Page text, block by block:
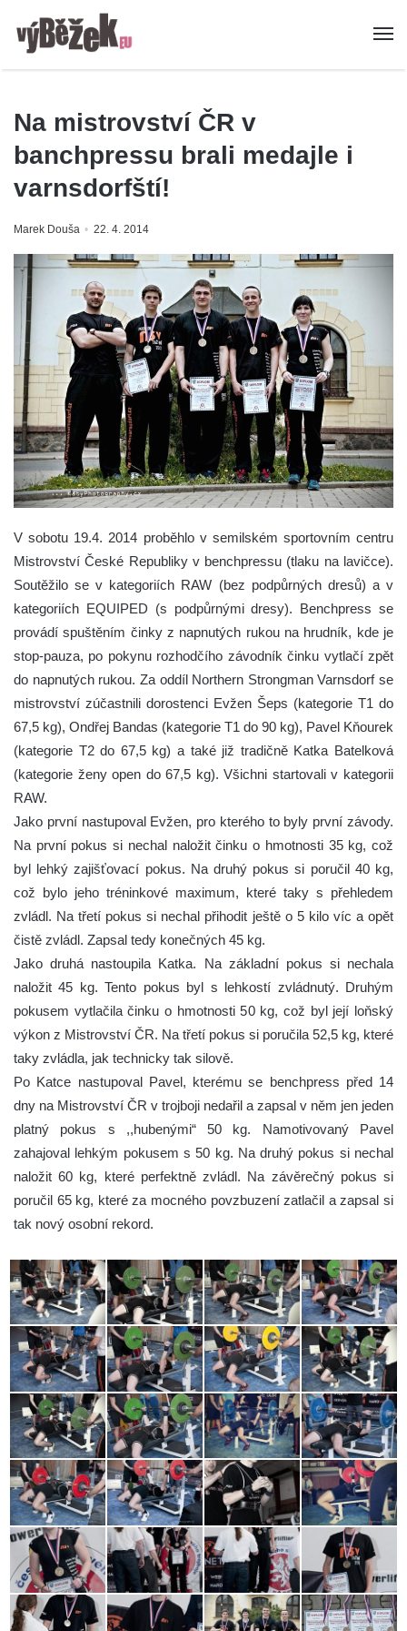
Na mistrovství ČR v
banchpressu brali medajle i
varnsdorfští!
Marek Douša 22. 4. 2014
V sobotu 19.4. 2014 proběhlo v semilském sportovním centru
Mistrovství České Republiky v benchpressu (tlaku na lavičce).
Soutěžilo se v kategoriích RAW (bez podpůrných dresů) a v
kategoriích EQUIPED (s podpůrnými dresy). Benchpress se
provádí spuštěním činky z napnutých rukou na hrudník, kde je
stop-pauza, po pokynu rozhodčího závodník činku vytlačí zpět
do napnutých rukou. Za oddíl Northern Strongman Varnsdorf se
mistrovství zúčastnili dorostenci Evžen Šeps (kategorie T1 do
67,5 kg), Ondřej Bandas (kategorie T1 do 90 kg), Pavel Kňourek
(kategorie T2 do 67,5 kg) a také již tradičně Katka Batelková
(kategorie ženy open do 67,5 kg). Všichni startovali v kategorii
RAW.
Jako první nastupoval Evžen, pro kterého to byly první závody.
Na první pokus si nechal naložit činku o hmotnosti 35 kg, což
byl lehký zajišťovací pokus. Na druhý pokus si poručil 40 kg,
což bylo jeho tréninkové maximum, které taky s přehledem
zvládl. Na třetí pokus si nechal přihodit ještě o 5 kilo víc a opět
čistě zvládl. Zapsal tedy konečných 45 kg.
Jako druhá nastoupila Katka. Na základní pokus si nechala
naložit 45 kg. Tento pokus byl s lehkostí zvládnutý. Druhým
pokusem vytlačila činku o hmotnosti 50 kg, což byl její loňský
výkon z Mistrovství ČR. Na třetí pokus si poručila 52,5 kg, které
taky zvládla, jak technicky tak silově.
Po Katce nastupoval Pavel, kterému se benchpress před 14
dny na Mistrovství ČR v trojboji nedařil a zapsal v něm jen jeden
platný pokus s ,,hubenými“ 50 kg. Namotivovaný Pavel
zahajoval lehkým pokusem s 50 kg. Na druhý pokus si nechal
naložit 60 kg, které perfektně zvládl. Na závěrečný pokus si
poručil 65 kg, které za mocného povzbuzení zatlačil a zapsal si
tak nový osobní rekord.